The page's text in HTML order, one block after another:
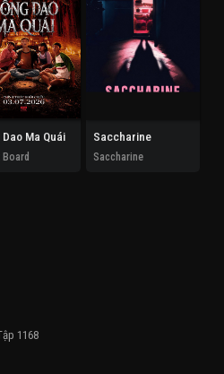
Ma Quái Saccharine
Saccharine
1168